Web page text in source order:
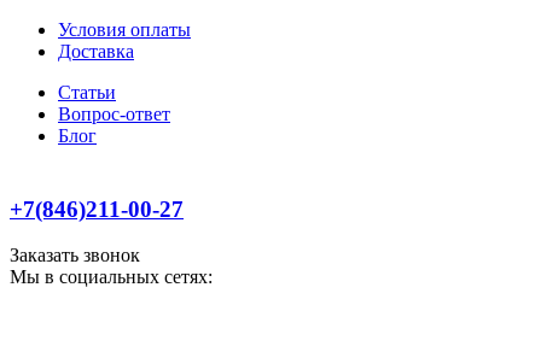
Условия оплаты
Доставка
Статьи
Вопрос-ответ
Блог
+7(846)211-00-27
Заказать звонок
Мы в социальных сетях: